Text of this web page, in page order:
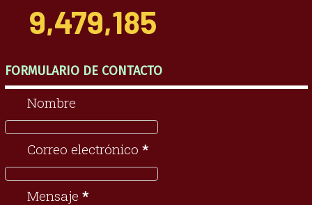
9,479,185
FORMULARIO DE CONTACTO
Nombre
Correo electrónico *
Mensaje *